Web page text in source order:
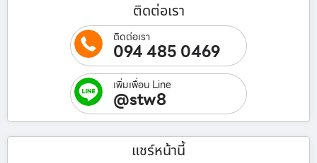
ติดต่อเรา
ติดต่อเรา
094 485 0469
เพิ่มเพื่อน Line
@stw8
แชร์หน้านี้